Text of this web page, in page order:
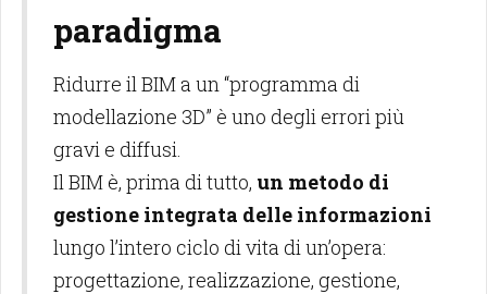
paradigma
Ridurre il BIM a un “programma di
modellazione 3D” è uno degli errori più
gravi e diffusi.
Il BIM è, prima di tutto, un metodo di
gestione integrata delle informazioni
lungo l’intero ciclo di vita di un’opera:
progettazione, realizzazione, gestione,